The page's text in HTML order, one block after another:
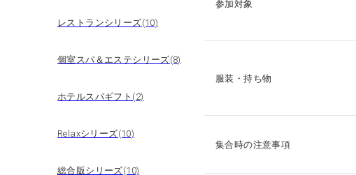
レストランシリーズ(10)
個室スパ＆エステシリーズ(8)
ホテルスパギフト(2)
Relaxシリーズ(10)
総合版シリーズ(10)
参加対象
服装・持ち物
集合時の注意事項